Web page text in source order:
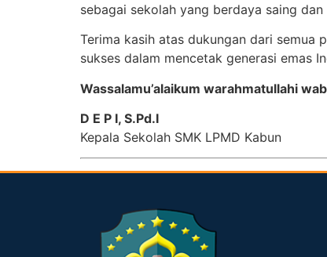
sebagai sekolah yang berdaya saing
Terima kasih atas dukungan dari semua
sukses dalam mencetak generasi emas
Wassalamu’alaikum warahmatullahi
D E P I, S.Pd.I
Kepala Sekolah SMK LPMD Kabun